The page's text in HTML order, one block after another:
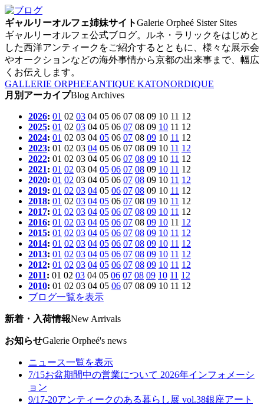
ギャルリーオルフェ姉妹サイトGalerie Orpheé Sister Sites
ギャルリーオルフェ公式ブログ。ルネ・ラリックをはじめと
した西洋アンティークをご紹介するとともに、様々な展示会
やオークションなどの海外事情から京都の出来事まで、幅広
くお伝えします。
GALLERIE ORPHEEANTIQUE KATONORDIQUE
月別アーカイプBlog Archives
2026: 01 02 03 04 05 06 07 08 09 10 11 12
2025: 01 02 03 04 05 06 07 08 09 10 11 12
2024: 01 02 03 04 05 06 07 08 09 10 11 12
2023: 01 02 03 04 05 06 07 08 09 10 11 12
2022: 01 02 03 04 05 06 07 08 09 10 11 12
2021: 01 02 03 04 05 06 07 08 09 10 11 12
2020: 01 02 03 04 05 06 07 08 09 10 11 12
2019: 01 02 03 04 05 06 07 08 09 10 11 12
2018: 01 02 03 04 05 06 07 08 09 10 11 12
2017: 01 02 03 04 05 06 07 08 09 10 11 12
2016: 01 02 03 04 05 06 07 08 09 10 11 12
2015: 01 02 03 04 05 06 07 08 09 10 11 12
2014: 01 02 03 04 05 06 07 08 09 10 11 12
2013: 01 02 03 04 05 06 07 08 09 10 11 12
2012: 01 02 03 04 05 06 07 08 09 10 11 12
2011: 01 02 03 04 05 06 07 08 09 10 11 12
2010: 01 02 03 04 05 06 07 08 09 10 11 12
ブログ一覧を表示
新着・入荷情報New Arrivals
お知らせGalerie Orpheé's news
ニュース一覧を表示
7/15お盆期間中の営業について 2026年インフォメーシ
ョン
9/17-20アンティークのある暮らし展 vol.38銀座アート